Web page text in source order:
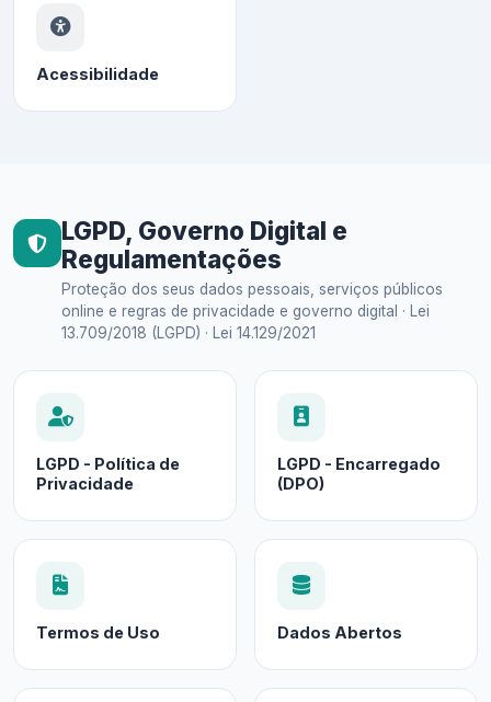
Acessibilidade
LGPD, Governo Digital e
Regulamentações
Proteção dos seus dados pessoais, serviços públicos
online e regras de privacidade e governo digital · Lei
13.709/2018 (LGPD) · Lei 14.129/2021
LGPD - Política de
Privacidade
LGPD - Encarregado
(DPO)
Termos de Uso Dados Abertos